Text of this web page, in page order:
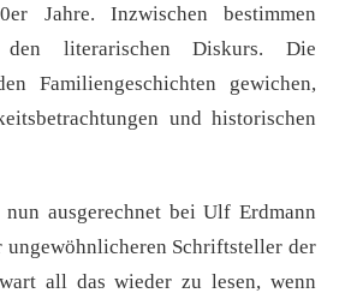
Jahre. Inzwischen bestimmen
den literarischen Diskurs. Die
Familiengeschichten gewichen,
und historischen
ausgerechnet bei Ulf Erdmann
ungewöhnlicheren Schriftsteller der
all das wieder zu lesen, wenn